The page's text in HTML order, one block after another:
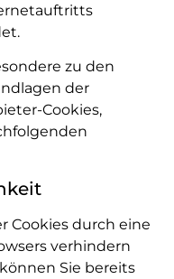
zu den
der
Cookies,
Cookies durch eine
verhindern
Sie bereits